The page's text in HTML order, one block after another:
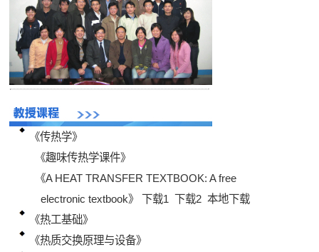
《传热学》
《趣味传热学课件》
《A HEAT TRANSFER TEXTBOOK: A free
electronic textbook》
下载1 下载2 本地下载
《热工基础》
《热质交换原理与设备》